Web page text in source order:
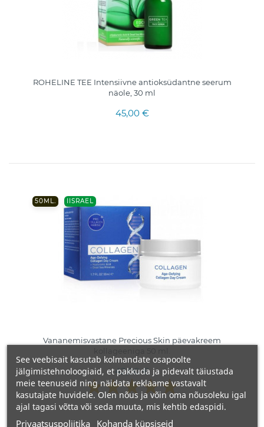
ROHELINE TEE Intensiivne antioksüdantne seerum
näole, 30 ml
45,00 €
50ML. IISRAEL
Vananemisvastane Precious Skin päevakreem
42,00 €
See veebisait kasutab kolmandate osapoolte
jälgimistehnoloogiaid, et pakkuda ja pidevalt täiustada
meie teenuseid ning näidata reklaame vastavalt
kasutajate huvidele. Olen nõus ja võin oma nõusoleku igal
ajal tagasi võtta või seda muuta, mis kehtib edaspidi.
Privaatsuspoliitika Kohanda küpsiseid